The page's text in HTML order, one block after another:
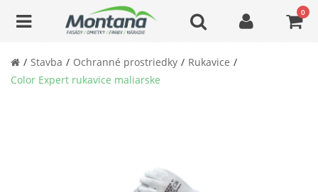
0
Stavba Ochranné prostriedky
Rukavice
Color Expert rukavice maliarske